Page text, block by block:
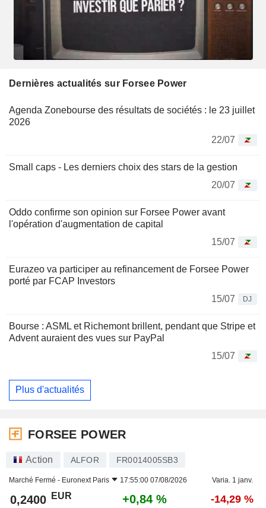
Dernières actualités sur Forsee Power
Agenda Zonebourse des résultats de sociétés : le 23 juillet
2026
22/07
Small caps - Les derniers choix des stars de la gestion
20/07
Oddo confirme son opinion sur Forsee Power avant
l'opération d'augmentation de capital
15/07
Eurazeo va participer au refinancement de Forsee Power
porté par FCAP Investors
15/07
DJ
Bourse : ASML et Richemont brillent, pendant que Stripe et
Advent auraient des vues sur PayPal
15/07
Plus d'actualités
FORSEE POWER
Action ALFOR FR0014005SB3
Marché Fermé - Euronext Paris 17:55:00 07/08/2026 Varia. 1 janv.
0,2400 EUR +0,84 % -14,29 %